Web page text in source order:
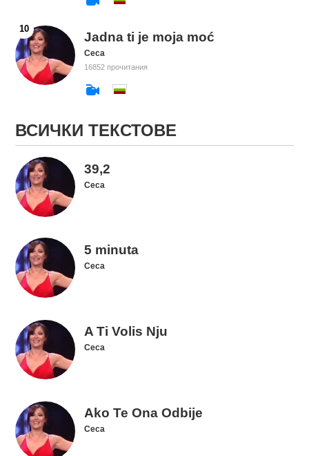
Jadna ti je moja moć
Ceca
16852 прочитания
ВСИЧКИ ТЕКСТОВЕ
39,2
Ceca
5 minuta
Ceca
A Ti Volis Nju
Ceca
Ako Te Ona Odbije
Ceca